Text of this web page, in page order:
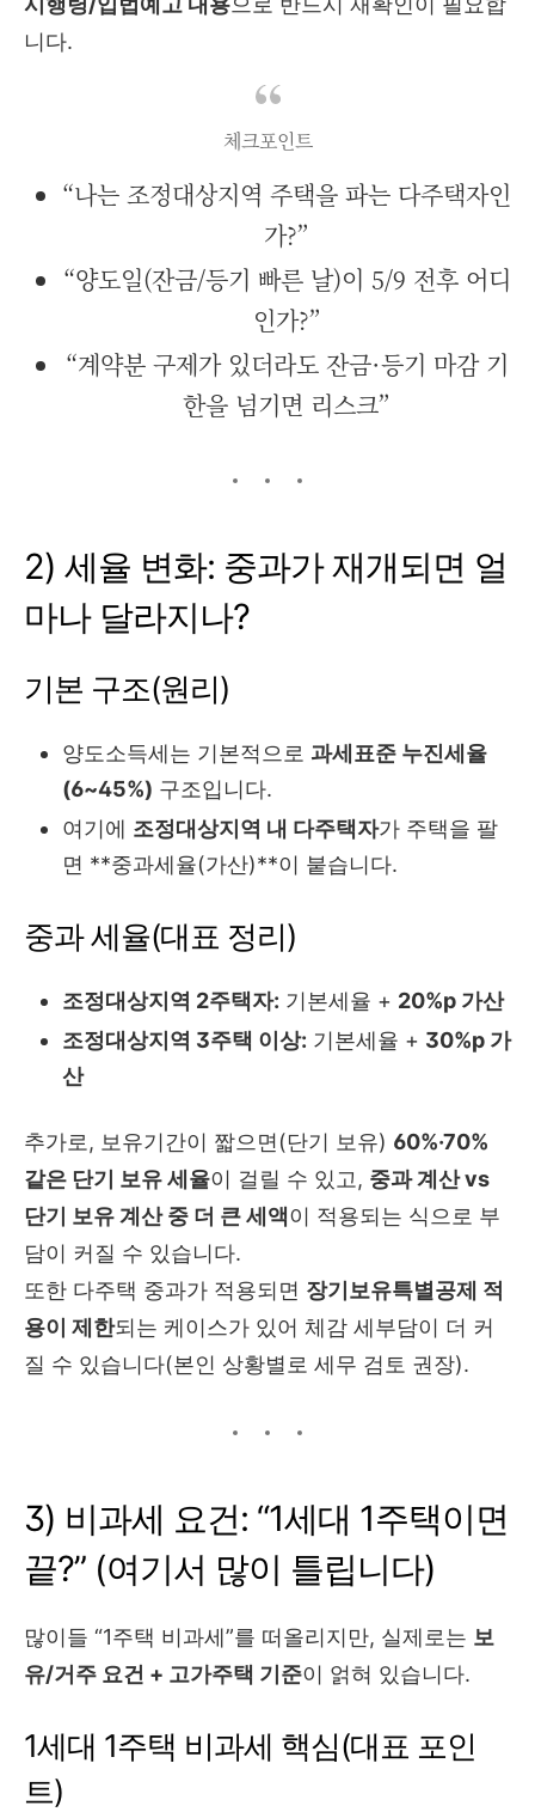
니다.
체크포인트
“나는 조정대상지역 주택을 파는 다주택자인
가?”
“양도일(잔금/등기 빠른 날)이 5/9 전후 어디
인가?”
“계약분 구제가 있더라도 잔금·등기 마감 기
한을 넘기면 리스크”
2) 세율 변화: 중과가 재개되면 얼
마나 달라지나?
기본 구조(원리)
양도소득세는 기본적으로 과세표준 누진세율
(6~45%) 구조입니다.
여기에 조정대상지역 내 다주택자가 주택을 팔
면 **중과세율(가산)**이 붙습니다.
중과 세율(대표 정리)
조정대상지역 2주택자: 기본세율 + 20%p 가산
조정대상지역 3주택 이상: 기본세율 + 30%p 가
산
추가로, 보유기간이 짧으면(단기 보유) 60%·70%
같은 단기 보유 세율이 걸릴 수 있고, 중과 계산 vs
단기 보유 계산 중 더 큰 세액이 적용되는 식으로 부
담이 커질 수 있습니다.
또한 다주택 중과가 적용되면 장기보유특별공제 적
용이 제한되는 케이스가 있어 체감 세부담이 더 커
질 수 있습니다(본인 상황별로 세무 검토 권장).
3) 비과세 요건: “1세대 1주택이면
끝?” (여기서 많이 틀립니다)
많이들 “1주택 비과세”를 떠올리지만, 실제로는 보
유/거주 요건 + 고가주택 기준이 얽혀 있습니다.
1세대 1주택 비과세 핵심(대표 포인
트)